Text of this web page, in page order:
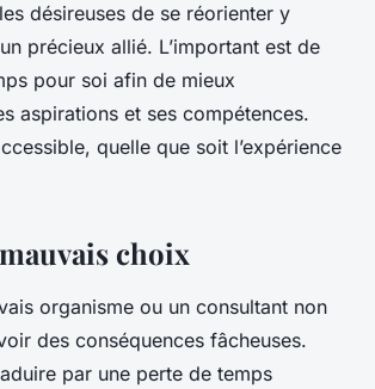
désireuses de se réorienter y
précieux allié. L’important est de
pour soi afin de mieux
aspirations et ses compétences.
quelle que soit l’expérience
choix
organisme ou un consultant non
des conséquences fâcheuses.
par une perte de temps